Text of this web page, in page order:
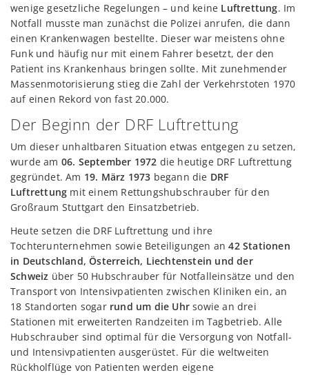
wenige gesetzliche Regelungen – und keine Luftrettung. Im
Notfall musste man zunächst die Polizei anrufen, die dann
einen Krankenwagen bestellte. Dieser war meistens ohne
Funk und häufig nur mit einem Fahrer besetzt, der den
Patient ins Krankenhaus bringen sollte. Mit zunehmender
Massenmotorisierung stieg die Zahl der Verkehrstoten 1970
auf einen Rekord von fast 20.000.
Der Beginn der DRF Luftrettung
Um dieser unhaltbaren Situation etwas entgegen zu setzen,
wurde am 06. September 1972 die heutige DRF Luftrettung
gegründet. Am 19. März 1973 begann die DRF
Luftrettung mit einem Rettungshubschrauber für den
Großraum Stuttgart den Einsatzbetrieb.
Heute setzen die DRF Luftrettung und ihre
Tochterunternehmen sowie Beteiligungen an 42 Stationen
in Deutschland, Österreich, Liechtenstein und der
Schweiz über 50 Hubschrauber für Notfalleinsätze und den
Transport von Intensivpatienten zwischen Kliniken ein, an
18 Standorten sogar rund um die Uhrsowie an drei
Stationen mit erweiterten Randzeiten im Tagbetrieb. Alle
Hubschrauber sind optimal für die Versorgung von Notfall-
und Intensivpatienten ausgerüstet. Für die weltweiten
Rückholflüge von Patienten werden eigene